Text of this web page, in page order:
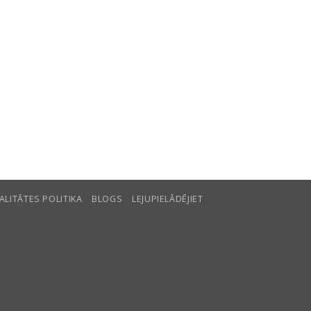
POLITIKA BLOGS LEJUPIELĀDĒJIET